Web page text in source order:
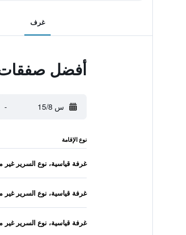
غرف
أفضل صفقات
س 15/8 -
نوع الإقامة
غرفة قياسية، نوع السرير
غرفة قياسية، نوع السرير
غرفة قياسية، نوع السرير